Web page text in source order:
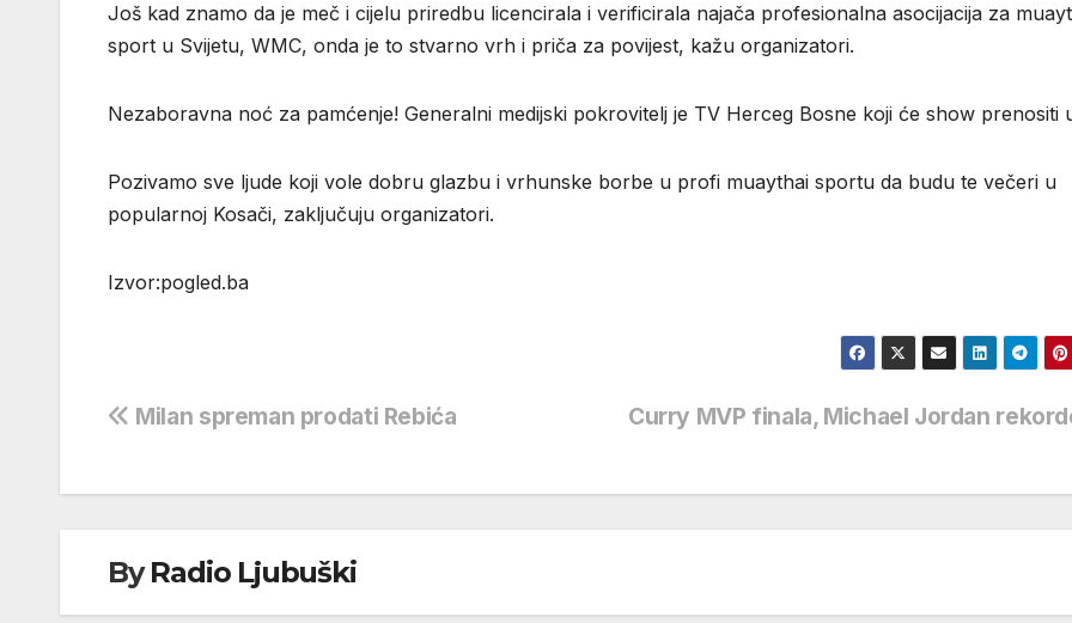
Još kad znamo da je meč i cijelu priredbu licencirala i verificirala najača profesionalna asocijacija za
sport u Svijetu, WMC, onda je to stvarno vrh i priča za povijest, kažu organizatori.
Nezaboravna noć za pamćenje! Generalni medijski pokrovitelj je TV Herceg Bosne koji će show prenositi
Pozivamo sve ljude koji vole dobru glazbu i vrhunske borbe u profi muaythai sportu da budu te večeri u
popularnoj Kosači, zaključuju organizatori.
Izvor:pogled.ba
Navigacija
Curry MVP finala, Michael Jordan
Milan spreman prodati Rebića
ByRadio Ljubuški